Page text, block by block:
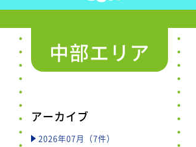
中部エリア
アーカイブ
2026年07月（7件）